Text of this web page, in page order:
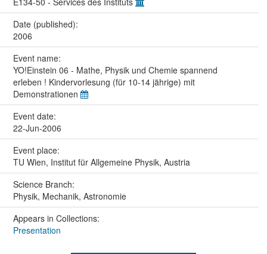
Date (published):
2006
Event name:
YO!Einstein 06 - Mathe, Physik und Chemie spannend
erleben ! Kindervorlesung (für 10-14 jährige) mit
Demonstrationen
Event date:
22-Jun-2006
Event place:
TU Wien, Institut für Allgemeine Physik, Austria
Science Branch:
Physik, Mechanik, Astronomie
Appears in Collections:
Presentation